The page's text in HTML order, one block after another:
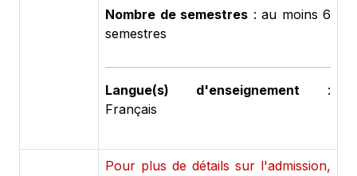
Nombre de semestres : au moins 6
semestres
Langue(s) d'enseignement :
Français
Pour plus de détails sur l'admission,